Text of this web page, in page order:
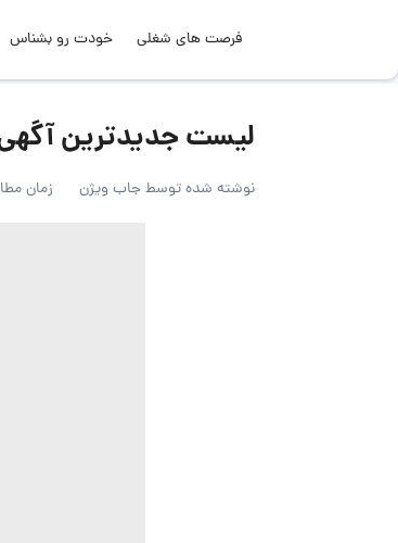
فرصت های شغلی خودت رو بشناس
لیست جدیدترین آگهی‌های
نوشته شده توسطجاب ویژن زمان مطالعه: